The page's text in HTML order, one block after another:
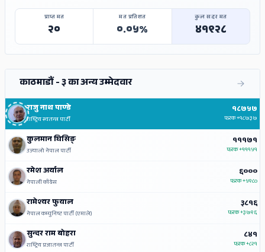
प्राप्त मत
२०
मत प्रतिशत
०.०५%
कुल सदर मत
४१९२८
काठमाडौं - ३ का अन्य उम्मेदवार
राजु नाथ पाण्डे
राष्ट्रिय स्वतन्त्र पार्टी
१८७५७
फरक+१८७३७
कुलमान घिसिङ्
उज्यालो नेपाल पार्टी
१११७१
फरक+१११५१
रमेश अर्याल
नेपाली काँग्रेस
६०००
फरक+५९८०
रामेश्‍वर फुयाल
नेपाल कम्युनिष्ट पार्टी (एमाले)
३८१६
फरक+३७९६
सुन्दर राम बोहरा
राष्ट्रिय प्रजातन्त्र पार्टी
८४१
फरक+८२१